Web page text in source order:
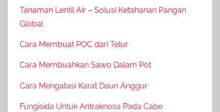
Tanaman Lentil Air – Solusi Ketahanan Pangan
Global
Cara Membuat POC dari Telur
Cara Membuahkan Sawo Dalam Pot
Cara Mengatasi Karat Daun Anggur
Fungisida Untuk Antraknosa Pada Cabe